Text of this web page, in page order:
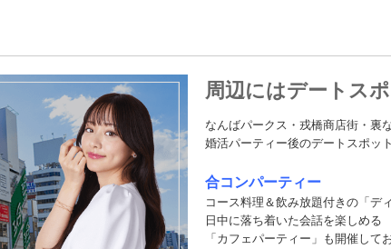
周辺にはデートス
なんばパークス・戎橋商店街・裏
婚活パーティー後のデートスポッ
合コンパーティー
コース料理＆飲み放題付きの「デ
日中に落ち着いた会話を楽しめる
「カフェパーティー」も開催して